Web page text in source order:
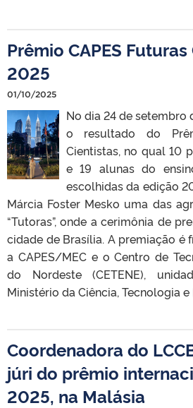
Prêmio CAPES
2025
01/10/2025
No dia 24 de
o resultado do
Cientistas, no qual 10
e 19 alunas do
escolhidas da edição
Márcia Foster Mesko uma das
“Tutoras”, onde a cerimônia de
cidade de Brasília. A premiação é
a CAPES/MEC e o Centro de
do Nordeste (CETENE),
Ministério da Ciência, Tecnologia e
Coordenadora do
júri do prêmio
2025, na Malásia